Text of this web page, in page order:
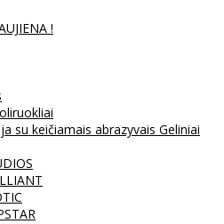
!
su keičiamais abrazyvais Geliniai